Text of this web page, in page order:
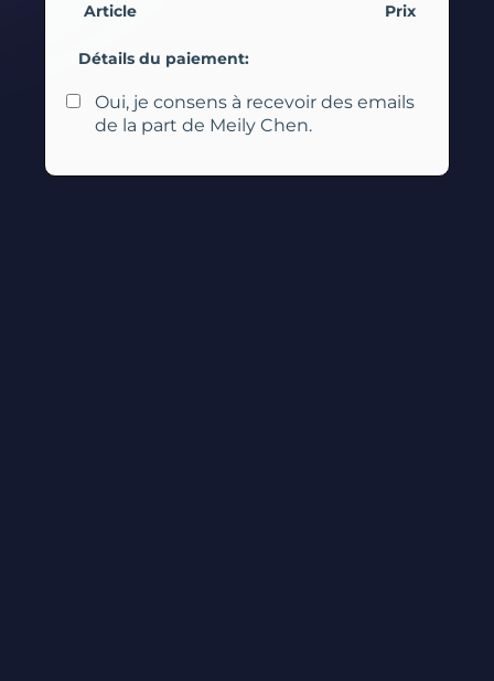
Article Prix
Détails du paiement:
Oui, je consens à recevoir des emails
de la part de Meily Chen.